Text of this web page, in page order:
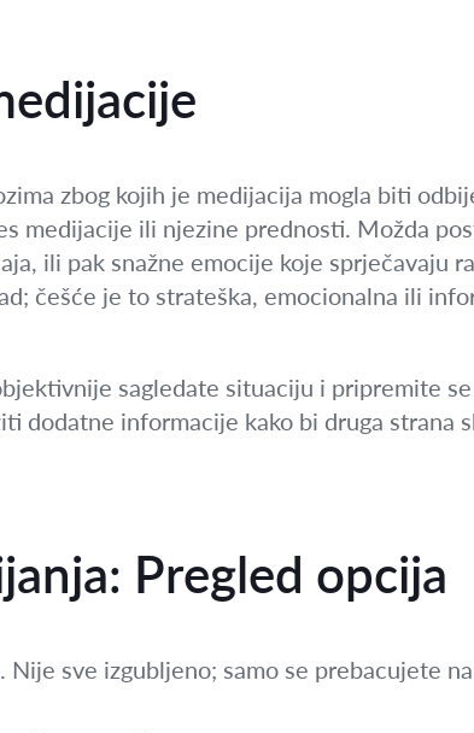
zbog kojih je medijacija mogla biti
medijacije ili njezine prednosti. Možda
ili pak snažne emocije koje sprječavaju
češće je to strateška, emocionalna ili
sagledate situaciju i pripremite
dodatne informacije kako bi druga strana
Pregled opcija
sve izgubljeno; samo se prebacujete